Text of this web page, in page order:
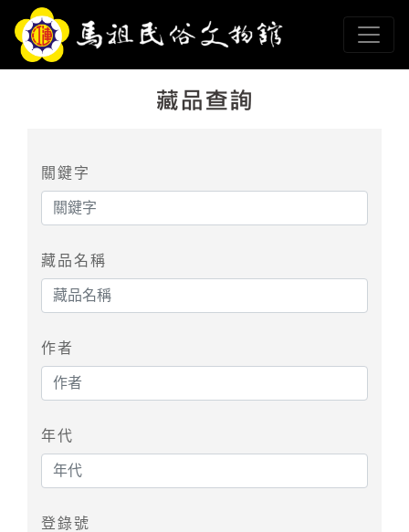
跳到主要內容
連江縣政府馬祖民俗文
網頁導覽
關鍵字
藏品名稱
作者
年代
登錄號